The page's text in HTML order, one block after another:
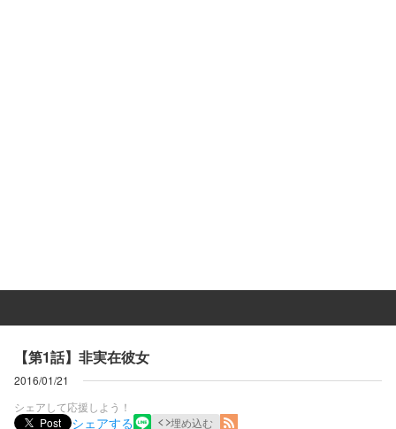
【第1話】非実在彼女
2016/01/21
シェアして応援しよう！
Post
シェアする 埋め込む